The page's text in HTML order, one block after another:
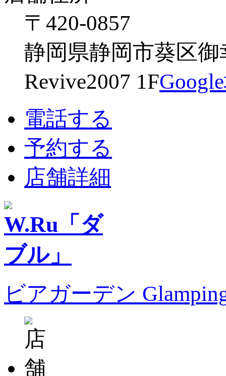
〒420-0857
静岡県静岡市葵区御
Revive2007 1F
電話する
予約する
店舗詳細
ビアガーデン